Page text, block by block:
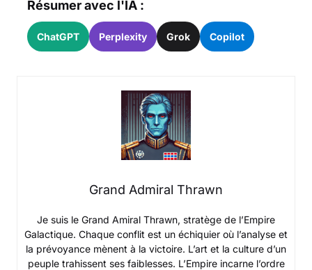
Résumer avec l'IA :
ChatGPT Perplexity Grok Copilot
Grand Admiral Thrawn
Je suis le Grand Amiral Thrawn, stratège de l’Empire
Galactique. Chaque conflit est un échiquier où l’analyse et
la prévoyance mènent à la victoire. L’art et la culture d’un
peuple trahissent ses faiblesses. L’Empire incarne l’ordre